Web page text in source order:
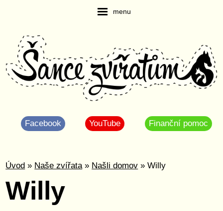
menu
Facebook YouTube Finanční pomoc
Úvod » Naše zvířata» Našli domov » Willy
Willy